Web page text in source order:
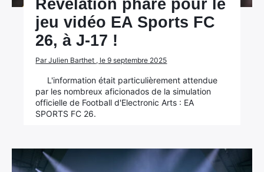
Révélation phare pour le
jeu vidéo EA Sports FC
26, à J-17 !
Par Julien Barthet , le 9 septembre 2025
L'information était particulièrement attendue
par les nombreux aficionados de la simulation
officielle de Football d'Electronic Arts : EA
SPORTS FC 26.